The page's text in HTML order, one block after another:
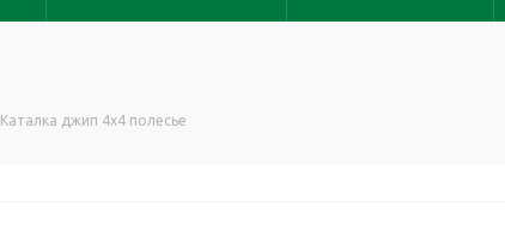
Каталка джип 4х4 полесье